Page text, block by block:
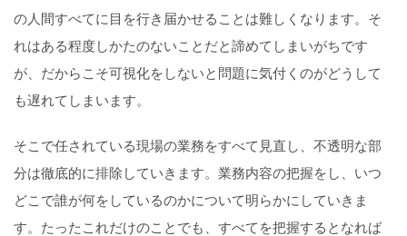
の人間すべてに目を行き届かせることは難しくなります。そ
れはある程度しかたのないことだと諦めてしまいがちです
が、だからこそ可視化をしないと問題に気付くのがどうして
も遅れてしまいます。
そこで任されている現場の業務をすべて見直し、不透明な部
分は徹底的に排除していきます。業務内容の把握をし、いつ
どこで誰が何をしているのかについて明らかにしていきま
す。たったこれだけのことでも、すべてを把握するとなれば